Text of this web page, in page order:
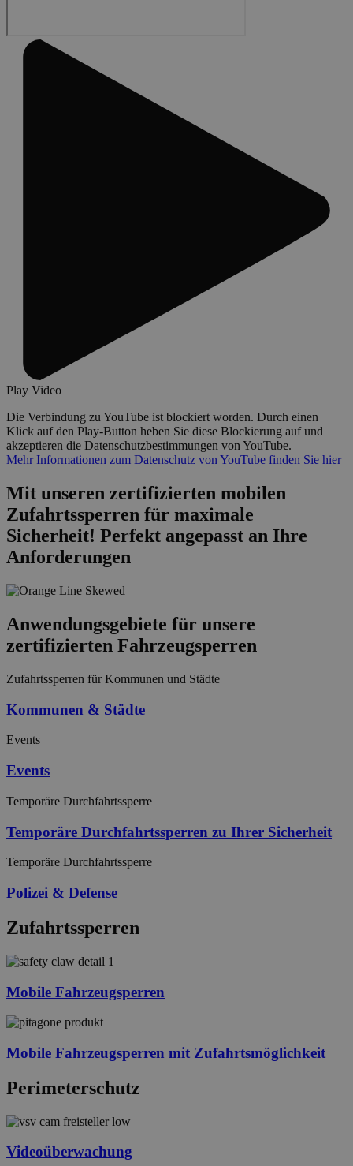
Play Video
Die Verbindung zu YouTube ist blockiert worden. Durch einen
Klick auf den Play-Button heben Sie diese Blockierung auf und
akzeptieren die Datenschutzbestimmungen von YouTube.
Mehr Informationen zum Datenschutz von YouTube finden Sie hier
Mit unseren zertifizierten mobilen
Zufahrtssperren für maximale
Sicherheit! Perfekt angepasst an Ihre
Anforderungen
Anwendungs­gebiete für unsere
zertifizierten Fahrzeug­sperren
Zufahrtssperren für Kommunen und Städte
Kommunen & Städte
Events
Events
Temporäre Durchfahrtssperre
Temporäre Durchfahrtssperren zu Ihrer Sicherheit
Temporäre Durchfahrtssperre
Polizei & Defense
Zufahrtssperren
Mobile Fahrzeugsperren
Mobile Fahrzeug­sperren mit Zufahrts­möglichkeit
Perimeter­schutz
Videoüberwachung